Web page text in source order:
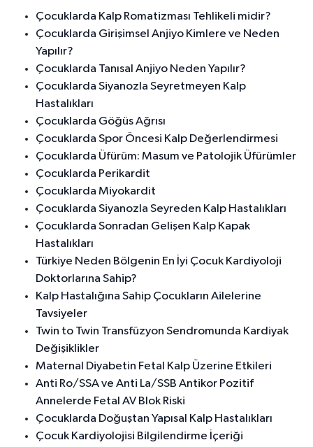
Çocuklarda Kalp Romatizması Tehlikeli midir?
Çocuklarda Girişimsel Anjiyo Kimlere ve Neden
Yapılır?
Çocuklarda Tanısal Anjiyo Neden Yapılır?
Çocuklarda Siyanozla Seyretmeyen Kalp
Hastalıkları
Çocuklarda Göğüs Ağrısı
Çocuklarda Spor Öncesi Kalp Değerlendirmesi
Çocuklarda Üfürüm: Masum ve Patolojik Üfürümler
Çocuklarda Perikardit
Çocuklarda Miyokardit
Çocuklarda Siyanozla Seyreden Kalp Hastalıkları
Çocuklarda Sonradan Gelişen Kalp Kapak
Hastalıkları
Türkiye Neden Bölgenin En İyi Çocuk Kardiyoloji
Doktorlarına Sahip?
Kalp Hastalığına Sahip Çocukların Ailelerine
Tavsiyeler
Twin to Twin Transfüzyon Sendromunda Kardiyak
Değişiklikler
Maternal Diyabetin Fetal Kalp Üzerine Etkileri
Anti Ro/SSA ve Anti La/SSB Antikor Pozitif
Annelerde Fetal AV Blok Riski
Çocuklarda Doğuştan Yapısal Kalp Hastalıkları
Çocuk Kardiyolojisi Bilgilendirme İçeriği